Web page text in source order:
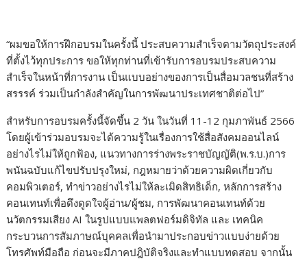
“ผมขอให้การฝึกอบรมในครั้งนี้ ประสบความสำเร็จตามวัตถุประสงค์
ที่ตั้งไว้ทุกประการ ขอให้ทุกท่านที่เข้ารับการอบรมประสบความ
สำเร็จในหน้าที่การงาน เป็นแบบอย่างของการเป็นสื่อมวลชนที่สร้าง
สรรรค์ ร่วมเป็นกำลังสำคัญในการพัฒนาประเทศชาติต่อไป”
สำหรับการอบรมครั้งนี้จัดขึ้น 2 วัน ในวันที่ 11-12 กุมภาพันธ์ 2566
โดยผู้เข้าร่วมอบรมจะได้ความรู้ในเรื่องการใช้สื่อสังคมออนไลน์
อย่างไรไม่ให้ถูกฟ้อง, แนวทางการร่างพระราชบัญญัติ(พ.ร.บ.)การ
พนันฉบับแก้ไขปรับปรุงใหม่, กฎหมายว่าด้วยความผิดเกี่ยวกับ
คอมพิวเตอร์, ทำข่าวอย่างไรไม่ให้ละเมิดสิทธิเด็ก, หลักการสร้าง
คอนเทนท์เพื่อดึงดูดใจผู้อ่าน/ผู้ชม, การพัฒนาคอนเทนท์ด้วย
นวัตกรรมเสียง AI ในรูปแบบแพลตฟอร์มดิจิทัล และ เทคนิค
กระบวนการสัมภาษณ์บุคคลเพื่อนำมาประกอบข่าวแบบง่ายด้วย
โทรศัพท์มือถือ ก่อนจะมีภาคปฎิบัติจริงและทำแบบทดสอบ จากนั้น